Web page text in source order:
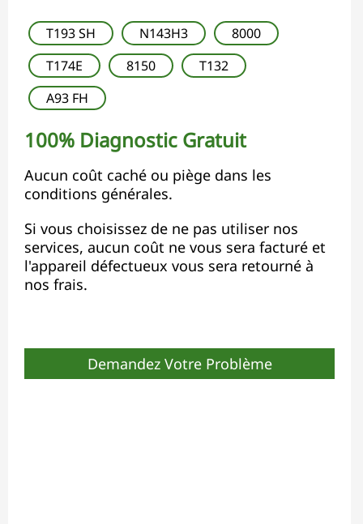
T193 SH N143H3
8000
T174E
8150
T132
A93 FH
100% Diagnostic Gratuit
Aucun coût caché ou piège dans les
conditions générales.
Si vous choisissez de ne pas utiliser nos
services, aucun coût ne vous sera facturé et
l'appareil défectueux vous sera retourné à
nos frais.
Demandez Votre Problème